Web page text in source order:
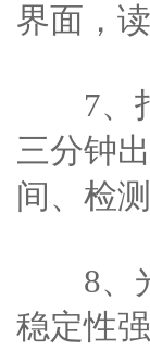
界面，
7、打
三分钟
间、检
8、光
稳定性